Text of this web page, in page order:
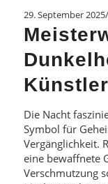
29. September 2025/
Die Nacht
Symbol für
Vergänglichkeit.
eine bewaffnete
Verschmutzung